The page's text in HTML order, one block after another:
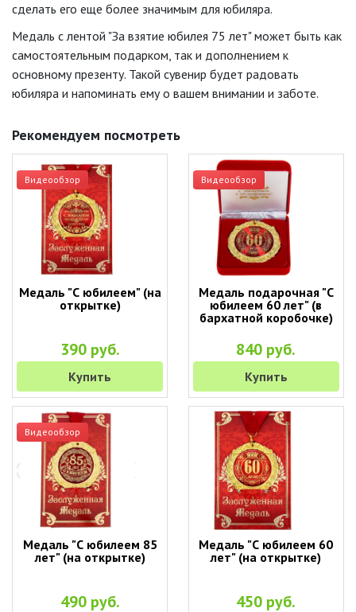
сделать его еще более значимым для юбиляра.
Медаль с лентой "За взятие юбилея 75 лет" может быть как
самостоятельным подарком, так и дополнением к
основному презенту. Такой сувенир будет радовать
юбиляра и напоминать ему о вашем внимании и заботе.
Рекомендуем посмотреть
Видеообзор
Медаль "С юбилеем" (на
открытке)
390 руб.
Купить
Видеообзор
Медаль подарочная "С
юбилеем 60 лет" (в
бархатной коробочке)
840 руб.
Купить
Видеообзор
Медаль "С юбилеем 85
лет" (на открытке)
490 руб.
Медаль "С юбилеем 60
лет" (на открытке)
450 руб.